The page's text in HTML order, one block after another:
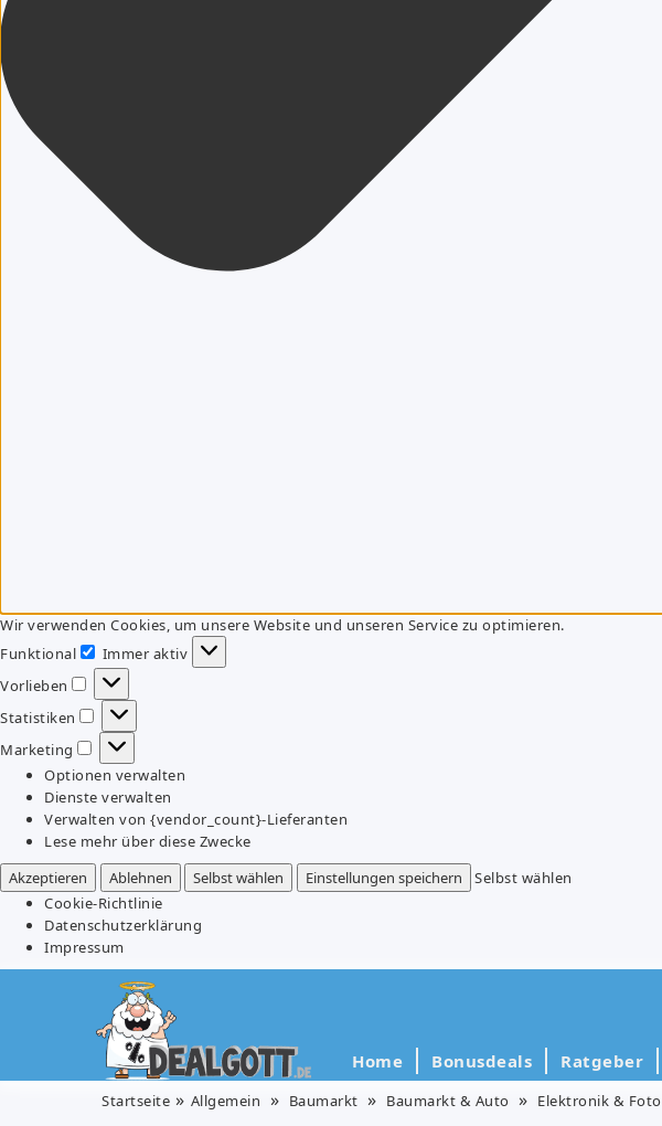
Wir verwenden Cookies, um unsere Website und unseren Service zu optimieren.
Funktional
Funktional
Immer aktiv
Vorlieben
Vorlieben
Statistiken
Statistiken
Marketing
Marketing
Optionen verwalten
Dienste verwalten
Verwalten von {vendor_count}-Lieferanten
Lese mehr über diese Zwecke
Akzeptieren
Ablehnen Selbst wählen Einstellungen speichern
Selbst wählen
Cookie-Richtlinie
Datenschutzerklärung
Impressum
Home Bonusdeals Ratgeber
Startseite Allgemein Baumarkt Baumarkt & Auto Elektronik & Foto